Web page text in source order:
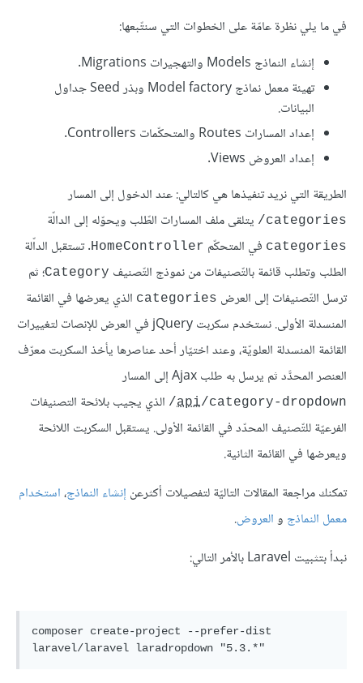
في ما يلي نظرة عامّة على الخطوات التي سنتّبعها:
إنشاء النماذج Models والتهجيرات Migrations.
تهيئة معمل نماذج Model factory وبذر Seed جداول
البيانات.
إعداد المسارات Routes والمتحكّمات Controllers.
إعداد العروض Views.
الطريقة التي نريد تنفيذها هي كالتالي: عند الدخول إلى المسار
categories/ يتلقى ملف المسارات الطّلب ويحوّله إلى الدالّة
categories في المتحكّم HomeController. تستقبل الداّلة
الطلب وتطلب قائمة بالتّصنيفات من نموذج التّصنيف Category؛ ثم
ترسل التّصنيفات إلى العرض categories الذي يعرضها في القائمة
المنسدلة الأولى. نستخدم سكربت jQuery في العرض للإنصات لتغييرات
القائمة المنسدلة العلويّة، وعند اختيّار أحد عناصرها يأخذ السكربت معرّف
العنصر المحدَّد ثم يرسل به طلب Ajax إلى المسار
api/category-dropdown/
الذي يجيب بلائحة التصنيفات
الفرعيّة للتّصنيف المحدّد في القائمة الأولى. يستقبل السكربت اللائحة
ويعرضها في القائمة الثانية.
تمكنك مراجعة المقالات التاليّة لتفصيلات أكثرعن إنشاء النماذج،استخدام
معمل النماذج والعروض.
نبدأ بتثبيت Laravel بالأمر التالي:
composer create-project --prefer-dist
laravel/laravel laradropdown "5.3.*"